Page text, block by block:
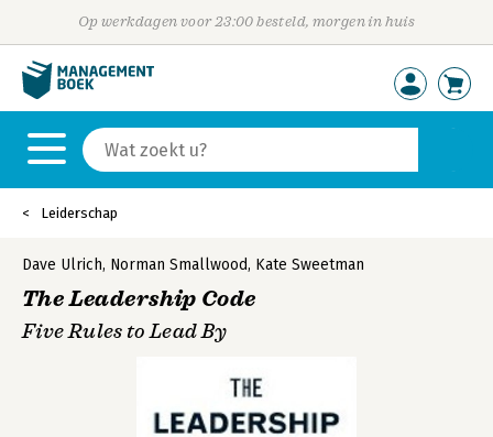
Op werkdagen voor 23:00 besteld, morgen in huis
Leiderschap
Dave Ulrich, Norman Smallwood, Kate Sweetman
The Leadership Code
Five Rules to Lead By